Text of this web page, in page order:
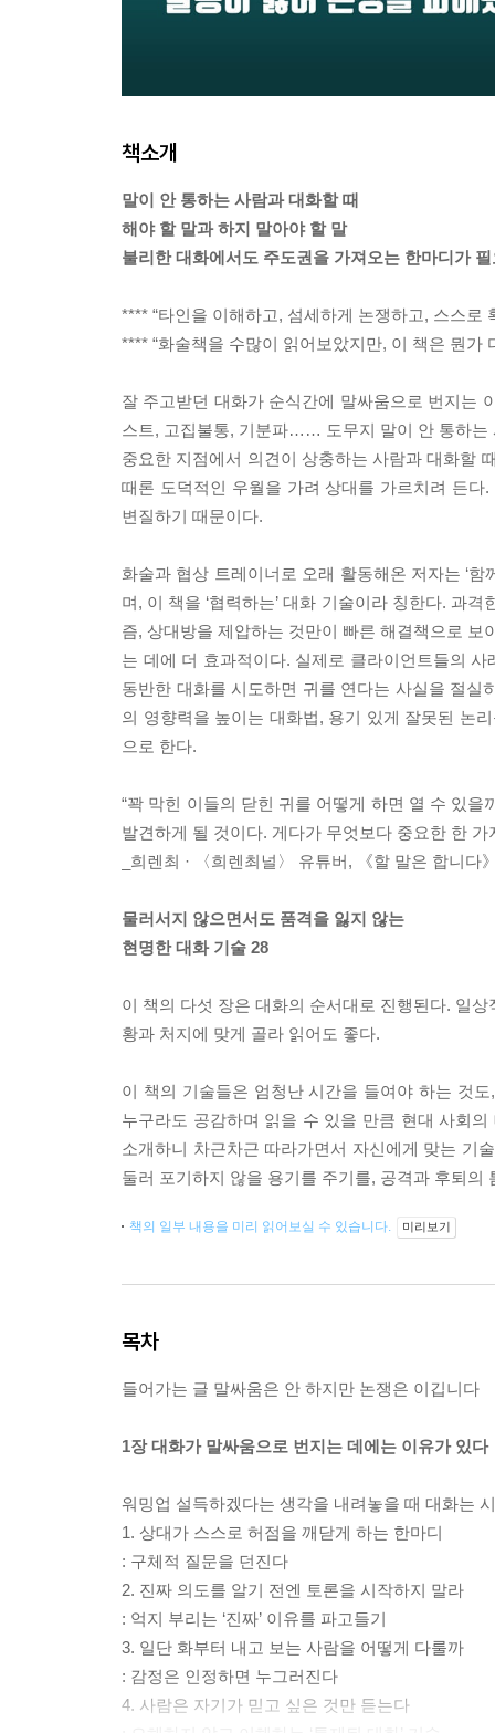
책소개
말이 안 통하는 사람과 대화할 때
해야 할 말과 하지 말아야 할 말
불리한 대화에서도 주도권을 가져오는 한마디가
**** “타인을 이해하고, 섬세하게 논쟁하고, 스스로
**** “화술책을 수많이 읽어보았지만, 이 책은 뭔
잘 주고받던 대화가 순식간에 말싸움으로 번지는
스트, 고집불통, 기분파…… 도무지 말이 안 통하는
중요한 지점에서 의견이 상충하는 사람과 대화할
때론 도덕적인 우월을 가려 상대를 가르치려 든
변질하기 때문이다.
화술과 협상 트레이너로 오래 활동해온 저자는 ‘
며, 이 책을 ‘협력하는’ 대화 기술이라 칭한다. 과
즘, 상대방을 제압하는 것만이 빠른 해결책으로
는 데에 더 효과적이다. 실제로 클라이언트들의
동반한 대화를 시도하면 귀를 연다는 사실을 절
의 영향력을 높이는 대화법, 용기 있게 잘못된 논
으로 한다.
“꽉 막힌 이들의 닫힌 귀를 어떻게 하면 열 수 있
발견하게 될 것이다. 게다가 무엇보다 중요한 한
_희렌최 · 〈희렌최널〉 유튜버, 《할 말은 합니다
물러서지 않으면서도 품격을 잃지 않는
현명한 대화 기술 28
이 책의 다섯 장은 대화의 순서대로 진행된다. 일
황과 처지에 맞게 골라 읽어도 좋다.
이 책의 기술들은 엄청난 시간을 들여야 하는 것
누구라도 공감하며 읽을 수 있을 만큼 현대 사회
소개하니 차근차근 따라가면서 자신에게 맞는 기
둘러 포기하지 않을 용기를 주기를, 공격과 후퇴
책의 일부 내용을 미리 읽어보실 수 있습니다. 미리보기
목차
들어가는 글 말싸움은 안 하지만 논쟁은 이깁니다
1장 대화가 말싸움으로 번지는 데에는 이유가 있다
워밍업 설득하겠다는 생각을 내려놓을 때 대화는
1. 상대가 스스로 허점을 깨닫게 하는 한마디
: 구체적 질문을 던진다
2. 진짜 의도를 알기 전엔 토론을 시작하지 말라
: 억지 부리는 ‘진짜’ 이유를 파고들기
3. 일단 화부터 내고 보는 사람을 어떻게 다룰까
: 감정은 인정하면 누그러진다
4. 사람은 자기가 믿고 싶은 것만 듣는다